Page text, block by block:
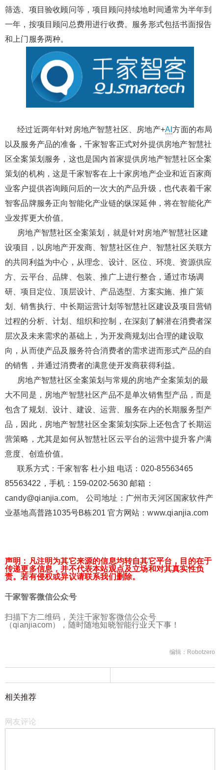
筛选、项目验收顾问等，项目顾问持续地时间通常为半年到
一年，按项目顾问总费用进行收费。服务形式包括书面报告
和上门服务两种。
经过近两年针对房地产智慧社区、房地产+AI方面的布局
以及服务产品的准备，千家智客正式对外提供房地产智慧社
区全案策划服务，这也是国内首家提供房地产智慧社区全案
策划的机构，这是千家智客在上十家房地产企业和近百家商
业客户提供咨询顾问后的一次大的产品升级，也代表着千家
智客品牌服务正向智能化产业链的纵深延伸，将在智能化产
业发挥更大价值。
房地产智慧社区全案策划，就是针对房地产智慧社区建
设项目，以房地产开发商、智慧社区住户、智慧社区关联方
的共同利益为中心，从理念、设计、区位、环境、资源供应
方、云平台、品牌、包装、推广上进行整合，通过市场调
研、项目定位、顶层设计、产品选型、方案实施、推广策
划、销售执行、中长期运营计划等智慧社区建设及项目营销
过程的分析、计划、组织和控制，在深刻了解潜在消费者深
层次及未来需求的基础上，为开发商规划出合理的建设取
向，从而使产品及服务符合消费者的需求进而形式产品的自
的销售，并通过消费者的满意使开发商获得利益。
房地产智慧社区全案策划与常规的房地产全案策划的最
大不同是，房地产智慧社区产品不是单次销售型产品，而是
包含了规划、设计、建设、运营、服务在内的长期服务型产
品，因此，房地产智慧社区全案策划实际上还包含了长期运
营策略，尤其是如何从智慧社区云平台的运营中提升客户满
意度、创造价值。
联系方式：千家智客 杜小姐 电话：020-85563465
85563422，手机：159-0202-5630 邮箱：
candy@qianjia.com。 公司地址：广州市天河区国家软件产
业基地高普路1035号B栋201 官方网站：www.qianjia.com
声明：凡注明为其它来源的信息均转自其它平台，目的在于
传递更多信息，并不代表本站观点及立场和对其真实性负
责。若有侵权或异议请联系我们删除。
千家智客微信公众号
扫描下方二维码，关注千家智客微信公众号
（qianjiacom），随时随地知晓智能行业天下事！
编辑：Robotzero
相关推荐
网友评论